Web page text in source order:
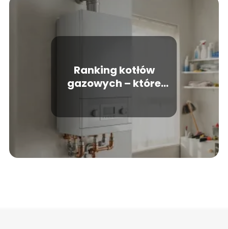
Ranking kotłów
gazowych – które